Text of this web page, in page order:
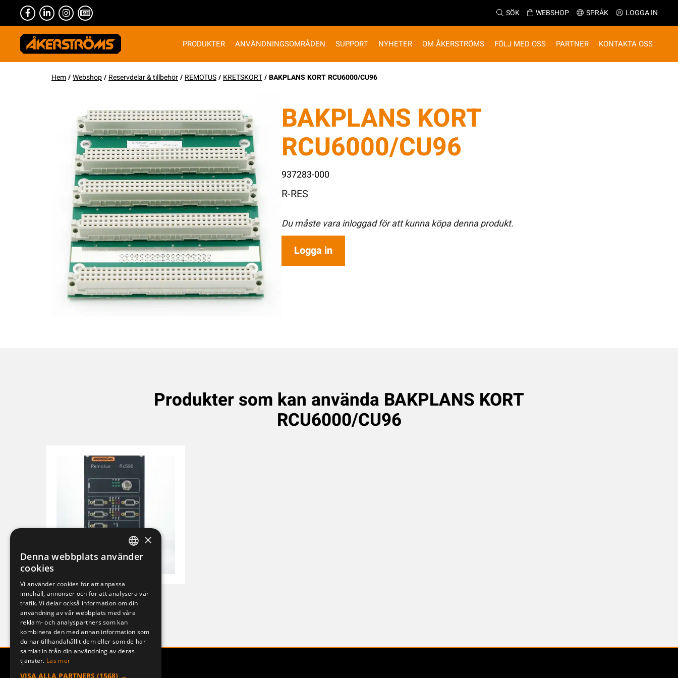
SÖK WEBSHOP SPRÅK LOGGA IN
PRODUKTER ANVÄNDNINGSOMRÅDEN SUPPORT NYHETER OM ÅKERSTRÖMS FÖLJ MED OSS PARTNER KONTAKTA OSS
Hem/Webshop/ Reservdelar & tillbehör/ REMOTUS/ KRETSKORT/ BAKPLANS KORT RCU6000/CU96
BAKPLANS KORT
RCU6000/CU96
937283-000
R-RES
Du måste vara inloggad för att kunna köpa denna produkt.
Logga in
Produkter som kan använda BAKPLANS KORT
RCU6000/CU96
Remotus RXS-96
MERCURY
SWEDISH
DEUTSCH
×
Denna webbplats använder
cookies
Vi använder cookies för att anpassa
innehåll, annonser och för att analysera vår
trafik. Vi delar också information om din
användning av vår webbplats med våra
reklam- och analyspartners som kan
kombinera den med annan information som
du har tillhandahållit dem eller som de har
samlat in från din användning av deras
tjänster. Läs mer
VISA ALLA PARTNERS (1568) →